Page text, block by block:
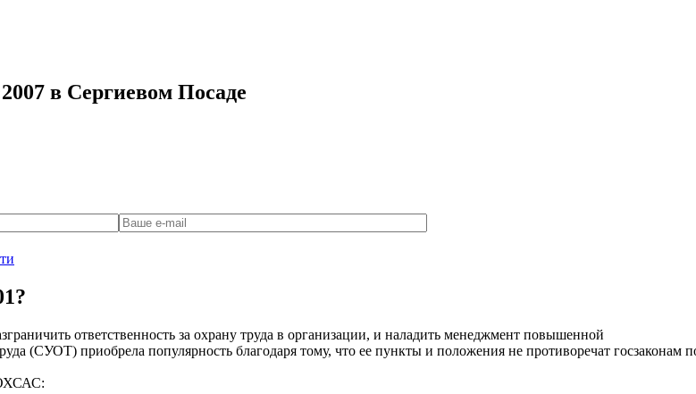
в Сергиевом Посаде
ответственность за охрану труда в организации, и наладить менеджмент повышенной
(СУОТ) приобрела популярность благодаря тому, что ее пункты и положения не противоречат госзаконам
ОХСАС: